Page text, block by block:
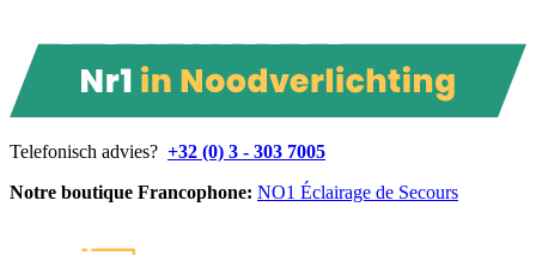
Telefonisch advies? +32 (0) 3 - 303 7005
Notre boutique Francophone: NO1 Éclairage de Secours